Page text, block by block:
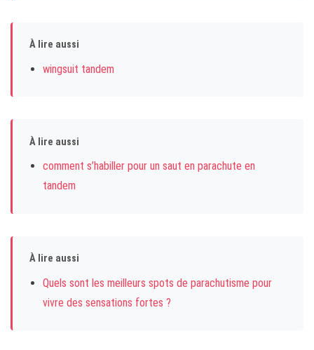
À lire aussi
wingsuit tandem
À lire aussi
comment s’habiller pour un saut en parachute en
tandem
À lire aussi
Quels sont les meilleurs spots de parachutisme pour
vivre des sensations fortes ?